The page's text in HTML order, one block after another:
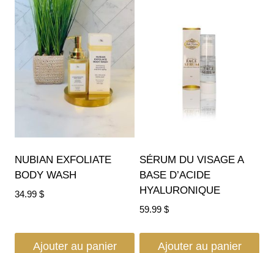
NUBIAN EXFOLIATE
BODY WASH
34.99 $
Ajouter au panier
SÉRUM DU VISAGE A
BASE D’ACIDE
HYALURONIQUE
59.99 $
Ajouter au panier